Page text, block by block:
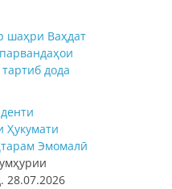
шаҳри Ваҳдат
дода
Ҳукумати
Эмомалӣ
28.07.2026